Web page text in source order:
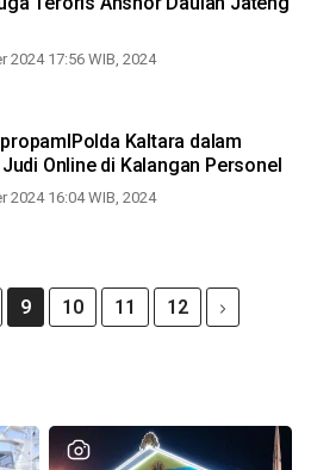
2024 17:56 WIB, 2024
Kaltara dalam
Online di Kalangan Personel
2024 16:04 WIB, 2024
9 10 11 12